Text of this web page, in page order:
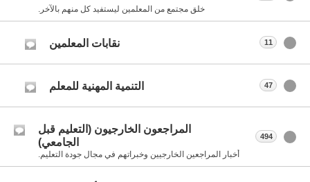
خلق مجتمع من المعلمين ليستفيد كل منهم بالآخر.
نقابات المعلمين 11
التنمية المهنية للمعلم 47
المراجعون الخارجيون (التعليم قبل
الجامعي)
أخبار المراجعين الخارجيين وخبراتهم في مجال جودة التعليم.
494